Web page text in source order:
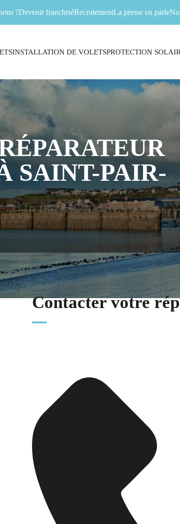
?Devenir franchiséRecrutementLa presse en parle
INSTALLATION DE VOLETSPROTECTION
SAINT-PAIR-
Contacter votre